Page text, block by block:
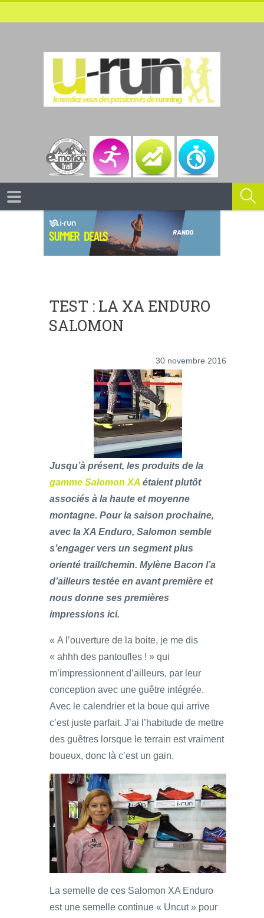
TEST : LA XA ENDURO
SALOMON
30 novembre 2016
Jusqu’à présent, les produits de la
gamme Salomon XA étaient plutôt
associés à la haute et moyenne
montagne. Pour la saison prochaine,
avec la XA Enduro, Salomon semble
s’engager vers un segment plus
orienté trail/chemin. Mylène Bacon l’a
d’ailleurs testée en avant première et
nous donne ses premières
impressions ici.
« A l’ouverture de la boite, je me dis
« ahhh des pantoufles ! » qui
m’impressionnent d’ailleurs, par leur
conception avec une guêtre intégrée.
Avec le calendrier et la boue qui arrive
c’est juste parfait. J’ai l’habitude de mettre
des guêtres lorsque le terrain est vraiment
boueux, donc là c’est un gain.
La semelle de ces Salomon XA Enduro
est une semelle continue « Uncut » pour